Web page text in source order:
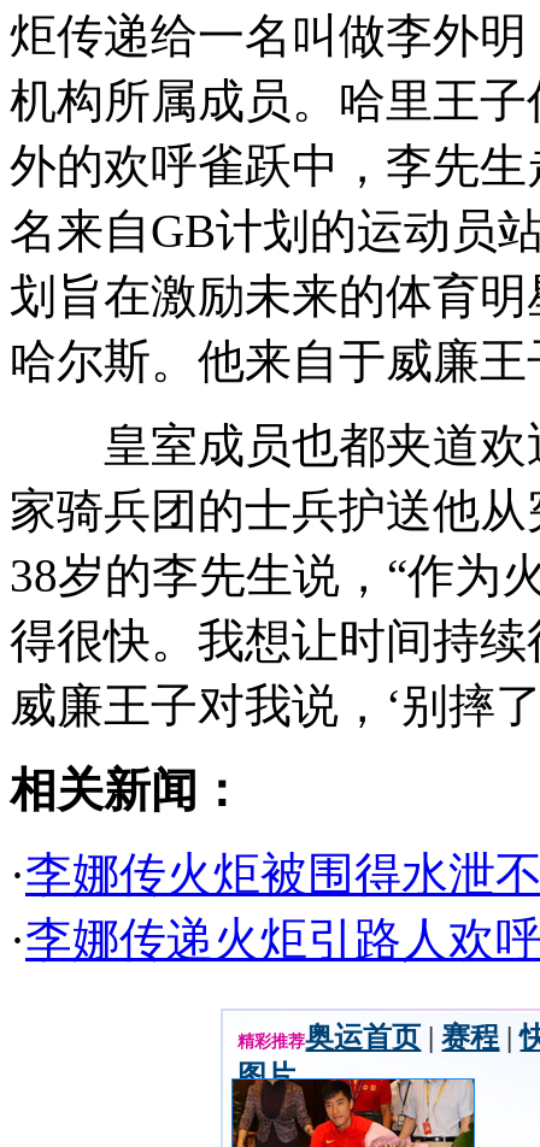
炬传递给一名叫做李外
机构所属成员。哈里王
外的欢呼雀跃中，李先
名来自GB计划的运动员
划旨在激励未来的体育
哈尔斯。他来自于威廉
皇室成员也都夹道欢
家骑兵团的士兵护送他
38岁的李先生说，“作为
得很快。我想让时间持
威廉王子对我说，‘别摔
相关新闻：
·李娜传火炬被围得水泄
·李娜传递火炬引路人欢
精彩推荐奥运首页 |赛程 |
图片